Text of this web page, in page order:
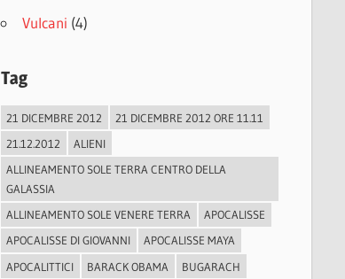
Vulcani (4)
Tag
21 DICEMBRE 2012
21 DICEMBRE 2012 ORE 11.11
21.12.2012
ALIENI
ALLINEAMENTO SOLE TERRA CENTRO DELLA
GALASSIA
ALLINEAMENTO SOLE VENERE TERRA
APOCALISSE
APOCALISSE DI GIOVANNI
APOCALISSE MAYA
APOCALITTICI
BARACK OBAMA BUGARACH